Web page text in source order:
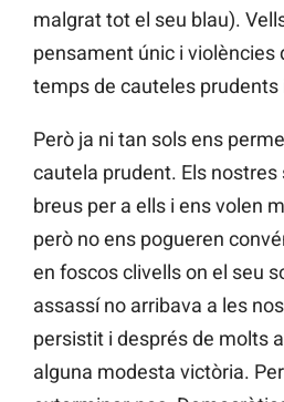
malgrat tot el seu blau).
pensament únic i violències
temps de cauteles prudents
Però ja ni tan sols ens
cautela prudent. Els
breus per a ells i ens volen
però no ens pogueren
en foscos clivells on el seu
assassí no arribava a les
persistit i després de molts
alguna modesta victòria.